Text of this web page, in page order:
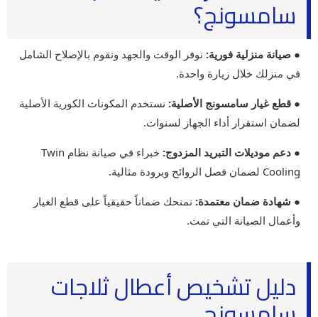
سامسونج؟
● صيانة منزلية فورية: نوفر الوقت والجهد ونقوم بالإصلاح الشامل
في منزلك خلال زيارة واحدة.
● قطع غيار سامسونج الأصلية: نستخدم المكونات الكورية الأصلية
لضمان استقرار أداء الجهاز لسنوات.
● دعم موديلات التبريد المزدوج:
خبراء في صيانة نظام Twin
Cooling لضمان فصل الروائح وبرودة مثالية.
● شهادة ضمان معتمدة: نمنحك ضماناً حقيقياً على قطع الغيار
وأعمال الصيانة التي تمت.
دليل تشخيص أعطال ثلاجات